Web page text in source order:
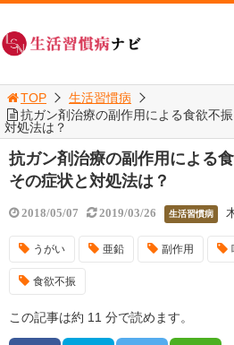
TOP
生活習慣病
抗ガン剤治療の副作用による食欲不
対処法は？
抗ガン剤治療の副作用による
その症状と対処法は？
2018/05/07 2019/03/26 生活習慣病
うがい 亜鉛 副作用
食欲不振
この記事は約 11 分で読めます。